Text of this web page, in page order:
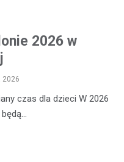
2026 w
2026
czas dla dzieci W 2026